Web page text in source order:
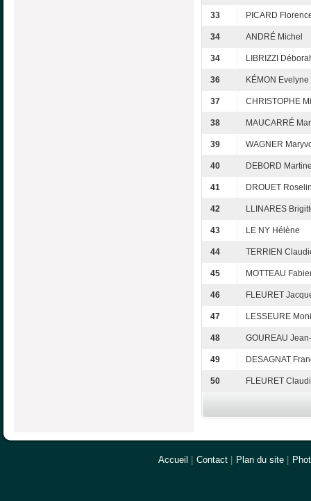
33 PICARD
34 ANDRÉ Michel
34 LIBRIZZI
36 KÉMON Evelyne
37 CHRISTOPHE
38 MAUCARRÉ
39 WAGNER
40 DEBORD
41 DROUET
42 LLINARES
43 LE NY Hélène
44 TERRIEN
45 MOTTEAU
46 FLEURET
47 LESSEURE
48 GOUREAU
49 DESAGNAT
50 FLEURET
Accueil Contact Plan du site